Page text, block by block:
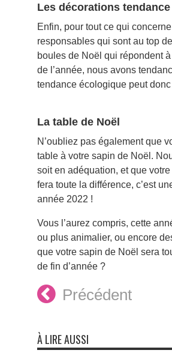
Les décorations tendance
Enfin, pour tout ce qui
responsables qui sont au top
boules de Noël qui répondent
de l’année, nous avons
tendance écologique peut
La table de Noël
N’oubliez pas également que
table à votre sapin de Noël.
soit en adéquation, et que
fera toute la différence, c’est
année 2022 !
Vous l’aurez compris, cette
ou plus animalier, ou encore
que votre sapin de Noël sera
de fin d’année ?
Précédent
À LIRE AUSSI